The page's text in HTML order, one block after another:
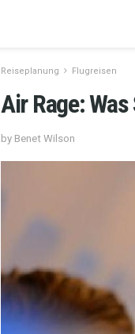
Reiseplanung Flugreisen
Air Rage:
by Benet Wilson